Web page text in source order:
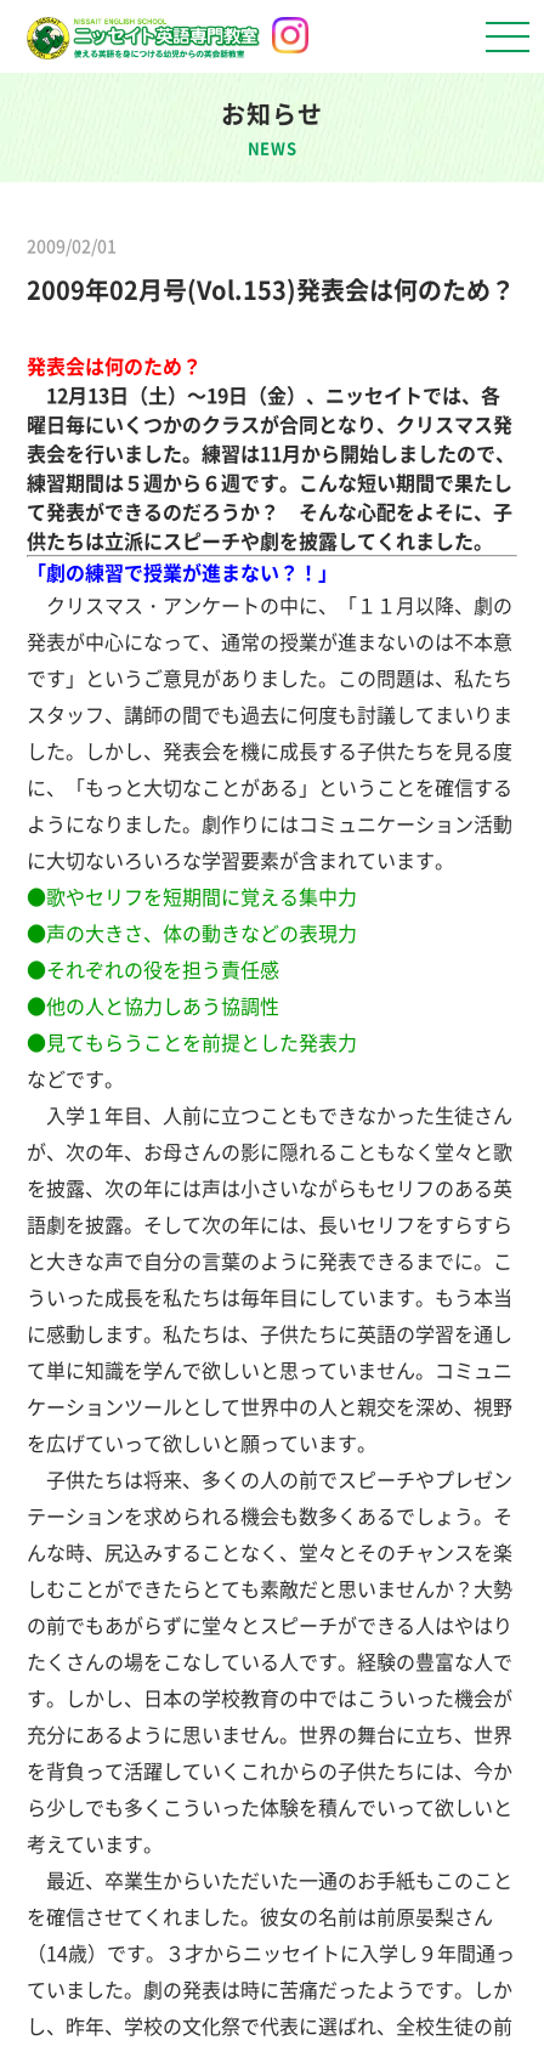
お知らせ
NEWS
2009/02/01
2009年02月号(Vol.153)発表会は何のため？
発表会は何のため？
12月13日（土）～19日（金）、ニッセイトでは、各
曜日毎にいくつかのクラスが合同となり、クリスマス発
表会を行いました。練習は11月から開始しましたので、
練習期間は５週から６週です。こんな短い期間で果たし
て発表ができるのだろうか？ そんな心配をよそに、子
供たちは立派にスピーチや劇を披露してくれました。
「劇の練習で授業が進まない？！」
クリスマス・アンケートの中に、「１１月以降、劇の
発表が中心になって、通常の授業が進まないのは不本意
です」というご意見がありました。この問題は、私たち
スタッフ、講師の間でも過去に何度も討議してまいりま
した。しかし、発表会を機に成長する子供たちを見る度
に、「もっと大切なことがある」ということを確信する
ようになりました。劇作りにはコミュニケーション活動
に大切ないろいろな学習要素が含まれています。
●歌やセリフを短期間に覚える集中力
●声の大きさ、体の動きなどの表現力
●それぞれの役を担う責任感
●他の人と協力しあう協調性
●見てもらうことを前提とした発表力
などです。
入学１年目、人前に立つこともできなかった生徒さん
が、次の年、お母さんの影に隠れることもなく堂々と歌
を披露、次の年には声は小さいながらもセリフのある英
語劇を披露。そして次の年には、長いセリフをすらすら
と大きな声で自分の言葉のように発表できるまでに。こ
ういった成長を私たちは毎年目にしています。もう本当
に感動します。私たちは、子供たちに英語の学習を通し
て単に知識を学んで欲しいと思っていません。コミュニ
ケーションツールとして世界中の人と親交を深め、視野
を広げていって欲しいと願っています。
子供たちは将来、多くの人の前でスピーチやプレゼン
テーションを求められる機会も数多くあるでしょう。そ
んな時、尻込みすることなく、堂々とそのチャンスを楽
しむことができたらとても素敵だと思いませんか？大勢
の前でもあがらずに堂々とスピーチができる人はやはり
たくさんの場をこなしている人です。経験の豊富な人で
す。しかし、日本の学校教育の中ではこういった機会が
充分にあるように思いません。世界の舞台に立ち、世界
を背負って活躍していくこれからの子供たちには、今か
ら少しでも多くこういった体験を積んでいって欲しいと
考えています。
最近、卒業生からいただいた一通のお手紙もこのこと
を確信させてくれました。彼女の名前は前原晏梨さん
（14歳）です。３才からニッセイトに入学し９年間通っ
ていました。劇の発表は時に苦痛だったようです。しか
し、昨年、学校の文化祭で代表に選ばれ、全校生徒の前